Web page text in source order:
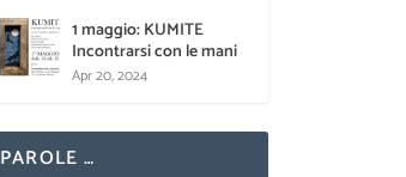
1 maggio: KUMITE
Incontrarsi con le mani
Apr 20, 2024
PAROLE …